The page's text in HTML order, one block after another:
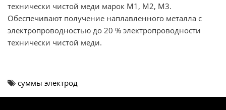
технически чистой меди марок М1, М2, М3.
Обеспечивают получение наплавленного металла с
электропроводностью до 20 % электропроводности
технически чистой меди.
суммы электрод